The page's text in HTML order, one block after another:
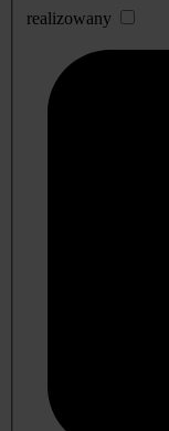
realizowany